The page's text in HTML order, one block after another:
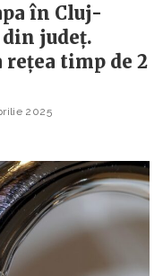
în Cluj-
județ.
timp de 2
2025